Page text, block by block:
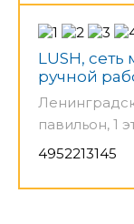
LUSH,
ручной
павильон, 1
4952213145